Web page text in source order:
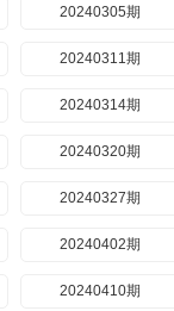
20240305期
20240311期
20240314期
20240320期
20240327期
20240402期
20240410期